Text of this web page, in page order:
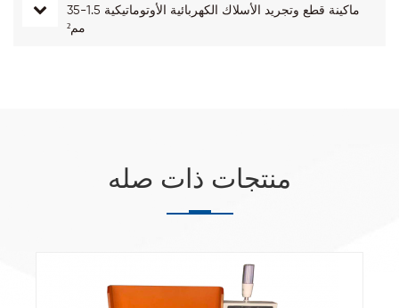
ماكينة قطع وتجريد الأسلاك الكهربائية الأوتوماتيكية 1.5-35
مم²
منتجات ذات صله